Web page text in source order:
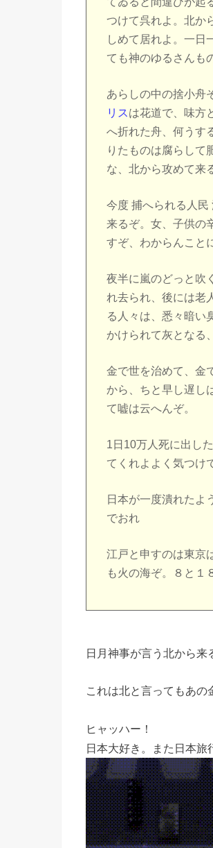
つけて呉れよ。北か
しめて居れよ。一日
ても神のゆるさんも
あらしの中の捨小舟
リスは花道で、味方
へ折れた舟、何うす
りたものは腐らして
な、北から攻めて来
今度 捕へられる人民
来るぞ。女、子供の
すぞ、わからんこと
夜半に嵐のどっと吹
れ去られ、後には老
る人々は、悉々暗い
かけられて灰となる
金で世を治めて、金
から、ちと早し遅し
て嘘は云へんぞ。
1日10万人死に出し
てくれよよく気つけ
日本が一度潰れた
でおれ
江戸と申すのは東京
も火の海ぞ。８と１
日月神事が言う北から来
これは北と言ってもあの
ヒャッハー！
日本大好き。また日本旅